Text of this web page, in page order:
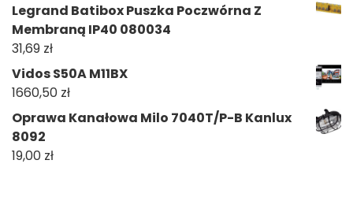
Legrand Batibox Puszka Poczwórna Z
Membraną IP40 080034
31,69 zł
Vidos S50A M11BX
1660,50 zł
Oprawa Kanałowa Milo 7040T/P-B Kanlux
8092
19,00 zł